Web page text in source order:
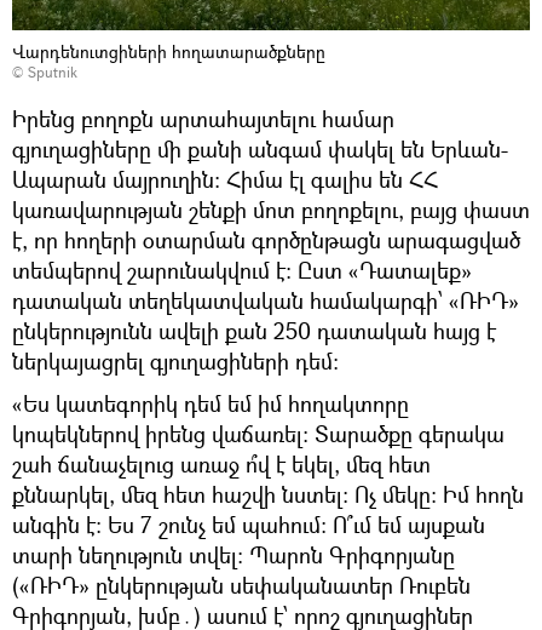
Վարդենուտցիների հողատարածքները
© Sputnik
Իրենց բողոքն արտահայտելու համար
գյուղացիները մի քանի անգամ փակել են Երևան-
Ապարան մայրուղին։ Հիմա էլ գալիս են ՀՀ
կառավարության շենքի մոտ բողոքելու, բայց փաստ
է, որ հողերի օտարման գործընթացն արագացված
տեմպերով շարունակվում է։ Ըստ «Դատալեք»
դատական տեղեկատվական համակարգի՝ «ՌԻԴ»
ընկերությունն ավելի քան 250 դատական հայց է
ներկայացրել գյուղացիների դեմ։
«Ես կատեգորիկ դեմ եմ իմ հողակտորը
կոպեկներով իրենց վաճառել։ Տարածքը գերակա
շահ ճանաչելուց առաջ ո՞վ է եկել, մեզ հետ
քննարկել, մեզ հետ հաշվի նստել։ Ոչ մեկը։ Իմ հողն
անգին է։ Ես 7 շունչ եմ պահում։ Ո՞ւմ եմ այսքան
տարի նեղություն տվել։ Պարոն Գրիգորյանը
(«ՌԻԴ» ընկերության սեփականատեր Ռուբեն
Գրիգորյան, խմբ․) ասում է՝ որոշ գյուղացիներ